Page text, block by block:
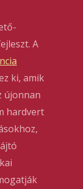
A
ki, amik
újonnan
hardvert